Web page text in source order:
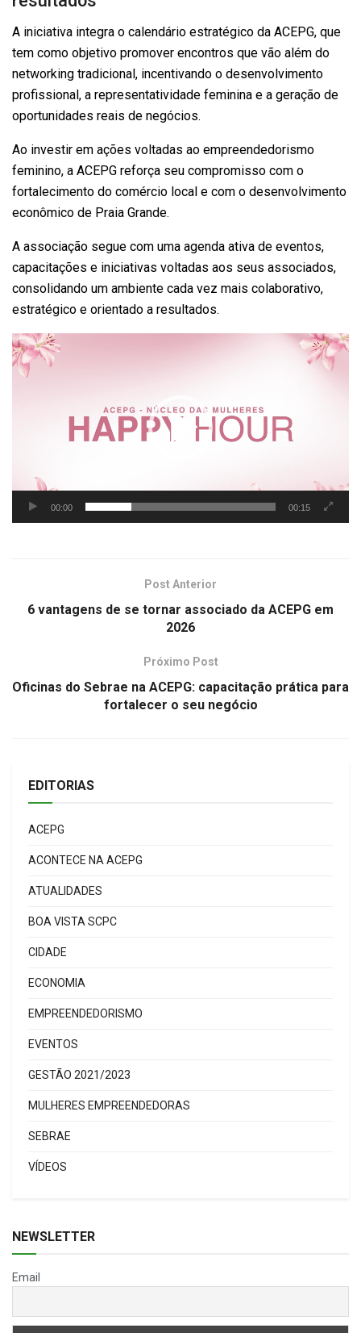
A iniciativa integra o calendário estratégico da ACEPG, que
tem como objetivo promover encontros que vão além do
networking tradicional, incentivando o desenvolvimento
profissional, a representatividade feminina e a geração de
oportunidades reais de negócios.
Ao investir em ações voltadas ao empreendedorismo
feminino, a ACEPG reforça seu compromisso com o
fortalecimento do comércio local e com o desenvolvimento
econômico de Praia Grande.
A associação segue com uma agenda ativa de eventos,
capacitações e iniciativas voltadas aos seus associados,
consolidando um ambiente cada vez mais colaborativo,
estratégico e orientado a resultados.
Tocador
de
00:00 00:15
Post Anterior
6 vantagens de se tornar associado da ACEPG em
2026
Próximo Post
Oficinas do Sebrae na ACEPG: capacitação prática para
fortalecer o seu negócio
EDITORIAS
ACEPG
ACONTECE NA ACEPG
ATUALIDADES
BOA VISTA SCPC
CIDADE
ECONOMIA
EMPREENDEDORISMO
EVENTOS
GESTÃO 2021/2023
MULHERES EMPREENDEDORAS
SEBRAE
VÍDEOS
NEWSLETTER
Email